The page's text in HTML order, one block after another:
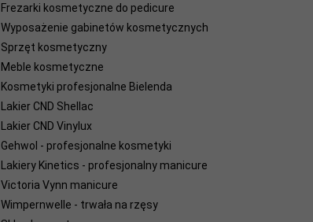
Frezarki kosmetyczne do pedicure
Wyposażenie gabinetów kosmetycznych
Sprzęt kosmetyczny
Meble kosmetyczne
Kosmetyki profesjonalne Bielenda
Lakier CND Shellac
Lakier CND Vinylux
Gehwol - profesjonalne kosmetyki
Lakiery Kinetics - profesjonalny manicure
Victoria Vynn manicure
Wimpernwelle - trwała na rzęsy